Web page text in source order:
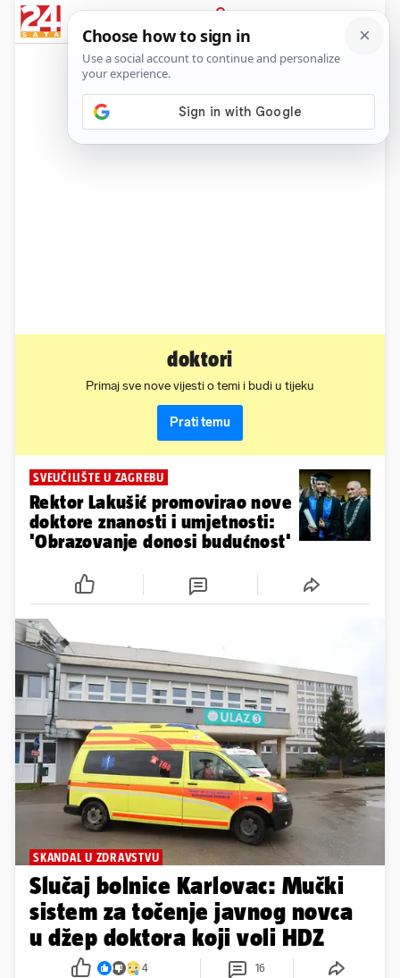
PRIJAVA
News
doktori
Primaj sve nove vijesti o temi i budi u tijeku
Prati temu
SVEUČILIŠTE U ZAGREBU
Rektor Lakušić promovirao nove
doktore znanosti i umjetnosti:
'Obrazovanje donosi budućnost'
SKANDAL U ZDRAVSTVU
Slučaj bolnice Karlovac: Mučki
sistem za točenje javnog novca
u džep doktora koji voli HDZ
4 16